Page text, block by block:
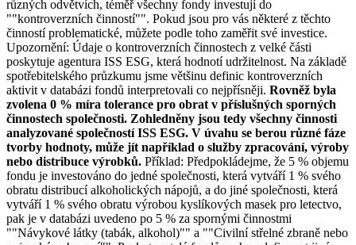
různých odvětvích, téměř všechny fondy investují do
""kontroverzních činností"". Pokud jsou pro vás některé z těchto
činností problematické, můžete podle toho zaměřit své investice.
Upozornění: Údaje o kontroverzních činnostech z velké části
poskytuje agentura ISS ESG, která hodnotí udržitelnost. Na základě
spotřebitelského průzkumu jsme většinu definic kontroverzních
aktivit v databázi fondů interpretovali co nejpřísněji. Rovněž byla
zvolena 0 % míra tolerance pro obrat v příslušných sporných
činnostech společnosti. Zohledněny jsou tedy všechny činnosti
analyzované společností ISS ESG. V úvahu se berou různé fáze
tvorby hodnoty, může jít například o služby zpracování, výroby
nebo distribuce výrobků. Příklad: Předpokládejme, že 5 % objemu
fondu je investováno do jedné společnosti, která vytváří 1 % svého
obratu distribucí alkoholických nápojů, a do jiné společnosti, která
vytváří 1 % svého obratu výrobou kyslíkových masek pro letectvo,
pak je v databázi uvedeno po 5 % za spornými činnostmi
""Návykové látky (tabák, alkohol)"" a ""Civilní střelné zbraně nebo